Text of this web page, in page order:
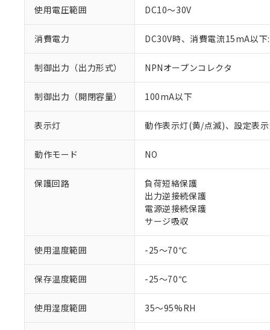
使用電圧範囲 DC10～30V
消費電力 DC30V時、消費電流15mA以
制御出力（出力形式） NPNオープンコレクタ
制御出力（開閉容量） 100mA以下
表示灯 動作表示灯(黄/点滅)、設定表
動作モード NO
保護回路
負荷短絡保護
出力逆接続保護
電源逆接続保護
サージ吸収
使用温度範囲 -25～70℃
保存温度範囲 -25～70℃
使用湿度範囲 35～95%RH
ご利用条件
くものです。
※1 対応状況
調査・確認中：
非該当品：ライセ
仕入先様の事情に
但し、RoHS指令で産
フタル酸エステル類の
※1 中国
「○」：最大均質
Pb(鉛) :1000ppm、
Cr(Ⅵ)(六価クロム) :
DBP(フタル酸ジブチル
DEHP(フタル酸ビス(2-
う）を輸出
当社は規制